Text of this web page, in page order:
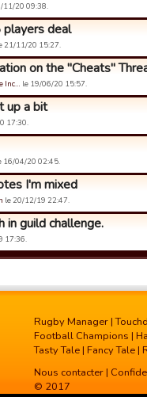
11/20 09:38.
deal
21/11/20 15:27.
on the "Cheats"
Inc… le 19/06/20 15:57.
up a bit
17:30.
16/04/20 02:45.
I'm mixed
le 20/12/19 22:47.
in guild challenge.
17:36.
Rugby Manager |
Football Champions |
Tasty Tale | Fancy Tale |
Nous contacter |
© 2017